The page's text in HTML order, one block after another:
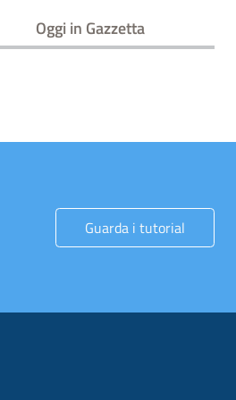
Oggi in Gazzetta
Guarda i tutorial